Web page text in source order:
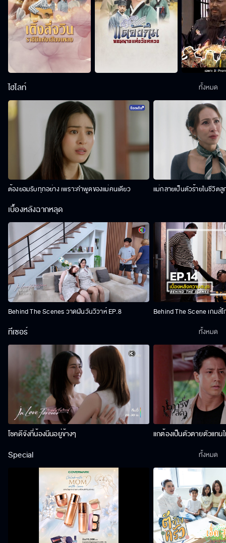
ไฮไลท์
ต้องยอมรับทุกอย่าง เพราะคำพูดของแม่คนเดียว แม่กลายเป็นตัวร้ายในชีวิตลู
ทั้งหมด
เบื้องหลังฉากหลุด
Behind The Scenes วาดฝันวันวิวาห์ EP.8 Behind The Scene เกมส์
ทีเซอร์
โชคดีจังที่น้องนีนอยู่ข้างๆ แกต้องเป็นตัวตายตัวแทน
ทั้งหมด
Special ทั้งหมด